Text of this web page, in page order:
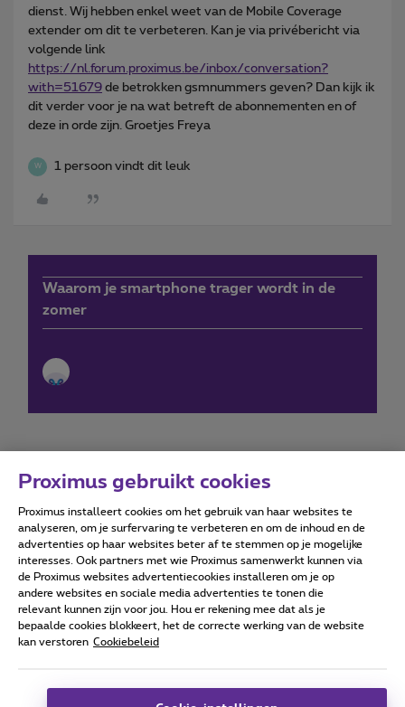
dienst. Wij hebben enkel weet van de Mobile Coverage
extender om dit te verbeteren. Kan je via privébericht via
volgende link
https://nl.forum.proximus.be/inbox/conversation?
with=51679 de betrokken gsmnummers geven? Dan kijk ik
dit verder voor je na wat betreft de abonnementen en of
deze in orde zijn. Groetjes Freya
W 1 persoon vindt dit leuk
Waarom je smartphone trager wordt in de
zomer
Forumvoorwaarden Accessibility statement
Alle rechten voorbehouden. © Proximus
Algemene voorwaarden, consumenteninfo
Deze website is gecreëerd en wordt beheerd conform het
Proximus gebruikt cookies
Proximus installeert cookies om het gebruik van haar websites te
analyseren, om je surfervaring te verbeteren en om de inhoud en de
advertenties op haar websites beter af te stemmen op je mogelijke
interesses. Ook partners met wie Proximus samenwerkt kunnen via
de Proximus websites advertentiecookies installeren om je op
andere websites en sociale media advertenties te tonen die
relevant kunnen zijn voor jou. Hou er rekening mee dat als je
bepaalde cookies blokkeert, het de correcte werking van de website
kan verstoren Cookiebeleid